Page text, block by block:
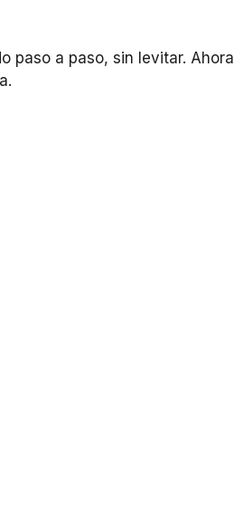
paso a paso, sin levitar. Ahora